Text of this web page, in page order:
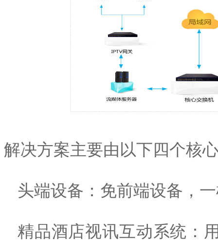
解决方案主要由以下四个核
头端设备：免前端设备，
精品酒店视讯互动系统：